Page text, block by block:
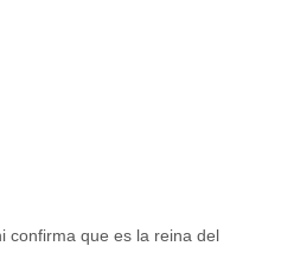
confirma que es la reina del